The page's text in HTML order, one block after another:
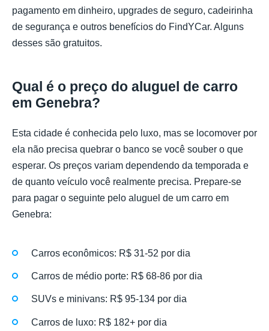
pagamento em dinheiro, upgrades de seguro, cadeirinha
de segurança e outros benefícios do FindYCar. Alguns
desses são gratuitos.
Qual é o preço do aluguel de carro
em Genebra?
Esta cidade é conhecida pelo luxo, mas se locomover por
ela não precisa quebrar o banco se você souber o que
esperar. Os preços variam dependendo da temporada e
de quanto veículo você realmente precisa. Prepare-se
para pagar o seguinte pelo aluguel de um carro em
Genebra:
Carros econômicos: R$ 31-52 por dia
Carros de médio porte: R$ 68-86 por dia
SUVs e minivans: R$ 95-134 por dia
Carros de luxo: R$ 182+ por dia